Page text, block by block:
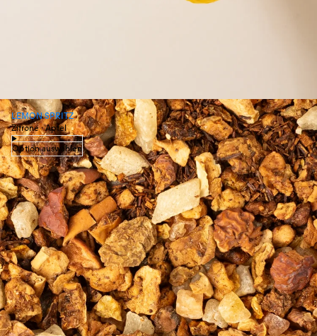
LEMON SPRITZ
Zitrone · Apfel
Option auswählen